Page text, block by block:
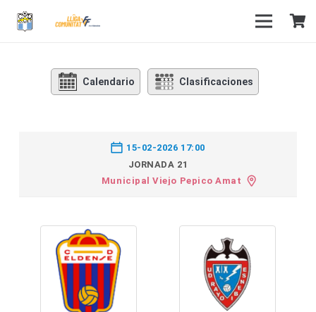
Calendario Clasificaciones
15-02-2026 17:00
JORNADA 21
Municipal Viejo Pepico Amat